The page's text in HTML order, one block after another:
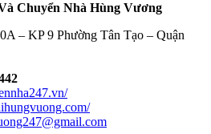
Chuyển Nhà Hùng Vương
– KP 9 Phường Tân Tạo – Quận